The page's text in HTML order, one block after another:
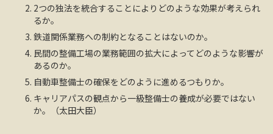
2つの独法を統合することによりどのような効果が考えられ
るか。
鉄道関係業務への制約となることはないのか。
民間の整備工場の業務範囲の拡大によってどのような影響が
あるのか。
自動車整備士の確保をどのように進めるつもりか。
キャリアパスの観点から一級整備士の養成が必要ではない
か。（太田大臣）